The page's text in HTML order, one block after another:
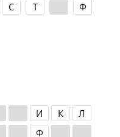
С Т
Ф
И К
Л
Ф